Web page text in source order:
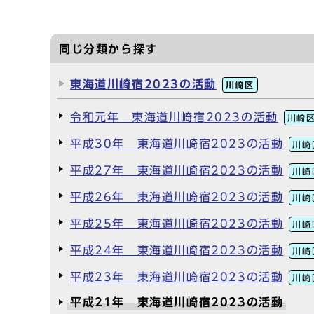
同じ分類から探す
東海道川崎宿2023の活動 川崎区
令和元年 東海道川崎宿2023の活動 川崎区
平成30年 東海道川崎宿2023の活動 川崎
平成27年 東海道川崎宿2023の活動 川崎
平成26年 東海道川崎宿2023の活動 川崎
平成25年 東海道川崎宿2023の活動 川崎
平成24年 東海道川崎宿2023の活動 川崎
平成23年 東海道川崎宿2023の活動 川崎
平成21年 東海道川崎宿2023の活動